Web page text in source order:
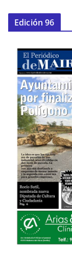
Edición 96